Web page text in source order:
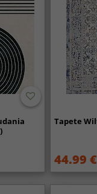
Tapete
44.99 €